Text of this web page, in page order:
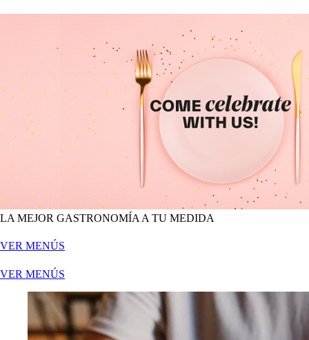
LA MEJOR GASTRONOMÍA A TU MEDIDA
VER MENÚS
VER MENÚS